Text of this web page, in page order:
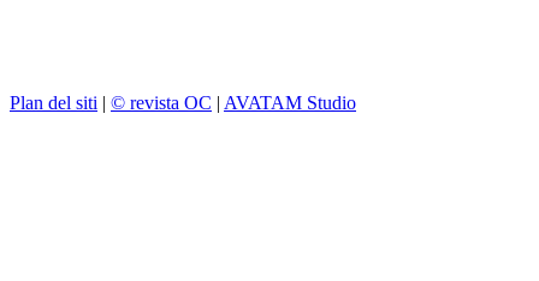
Plan del siti | © revista OC | AVATAM Studio